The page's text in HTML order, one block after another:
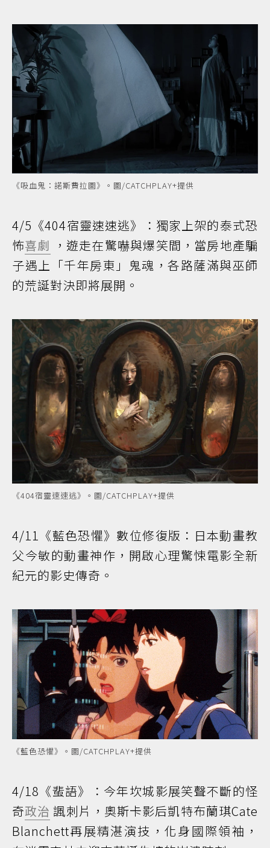
《吸血鬼：諾斯費拉圖》。圖/CATCHPLAY+提供
4/5《404宿靈速速逃》：獨家上架的泰式恐
怖喜劇 ，遊走在驚嚇與爆笑間，當房地產騙
子遇上「千年房東」鬼魂，各路薩滿與巫師
的荒誕對決即將展開。
《404宿靈速速逃》。圖/CATCHPLAY+提供
4/11《藍色恐懼》數位修復版：日本動畫教
父今敏的動畫神作，開啟心理驚悚電影全新
紀元的影史傳奇。
《藍色恐懼》。圖/CATCHPLAY+提供
4/18《蜚語》：今年坎城影展笑聲不斷的怪
奇政治 諷刺片，奧斯卡影后凱特布蘭琪Cate
Blanchett再展精湛演技，化身國際領袖，